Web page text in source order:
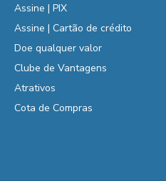
Assine | PIX
Assine | Cartão de crédito
Doe qualquer valor
Clube de Vantagens
Atrativos
Cota de Compras